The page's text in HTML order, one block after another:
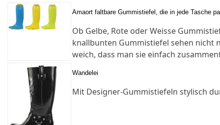
Amaort faltbare Gummistiefel, die in jede Tasche
Ob Gelbe, Rote oder Weisse
knallbunten Gummistiefel sehen nicht
weich, dass man sie einfach
Wandelei
Mit Designer-Gummistiefeln stylisch